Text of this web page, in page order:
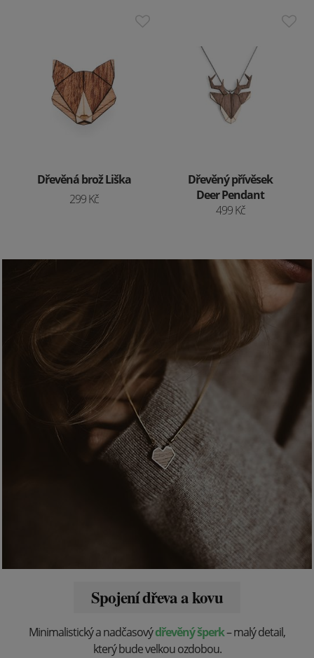
Dřevěná brož Liška
299 Kč
Dřevěný přívěsek
Deer Pendant
499 Kč
Spojení dřeva a kovu
Minimalistický a nadčasovýdřevěný šperk– malý detail,
který bude velkou ozdobou.